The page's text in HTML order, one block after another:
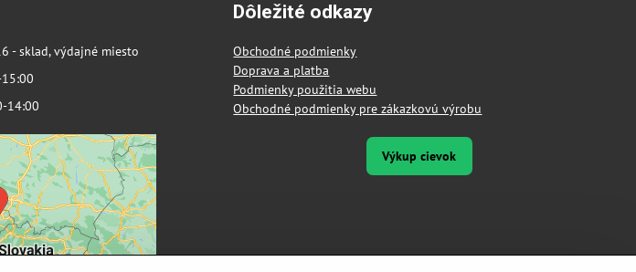
- sklad, výdajné miesto
Dôležité odkazy
Obchodné podmienky
Doprava a platba
Podmienky použitia webu
Obchodné podmienky pre zákazkovú výrobu
Výkup cievok